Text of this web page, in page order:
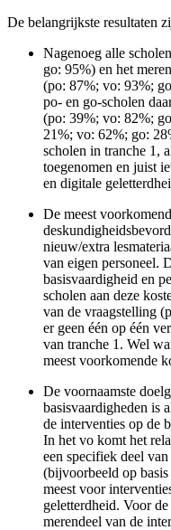
De belangrijkste resultaten
Nagenoeg alle
go: 95%) en het
(po: 87%; vo: 93%;
po- en go-scholen
(po: 39%; vo: 82%;
21%; vo: 62%; go:
scholen in tranche 1,
toegenomen en juist
en digitale
De meest
nieuw/extra
van eigen personeel.
basisvaardigheid en
scholen aan deze
van de vraagstelling
er geen één op één
van tranche 1. Wel
meest voorkomende
De voornaamste
basisvaardigheden is
de interventies op de
In het vo komt het
een specifiek deel
(bijvoorbeeld op
meest voor
geletterdheid. Voor
merendeel van de